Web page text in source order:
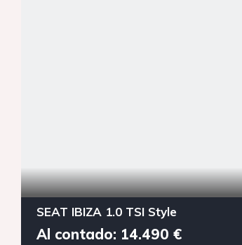
SEAT IBIZA 1.0 TSI Style
Al contado: 14.490 €